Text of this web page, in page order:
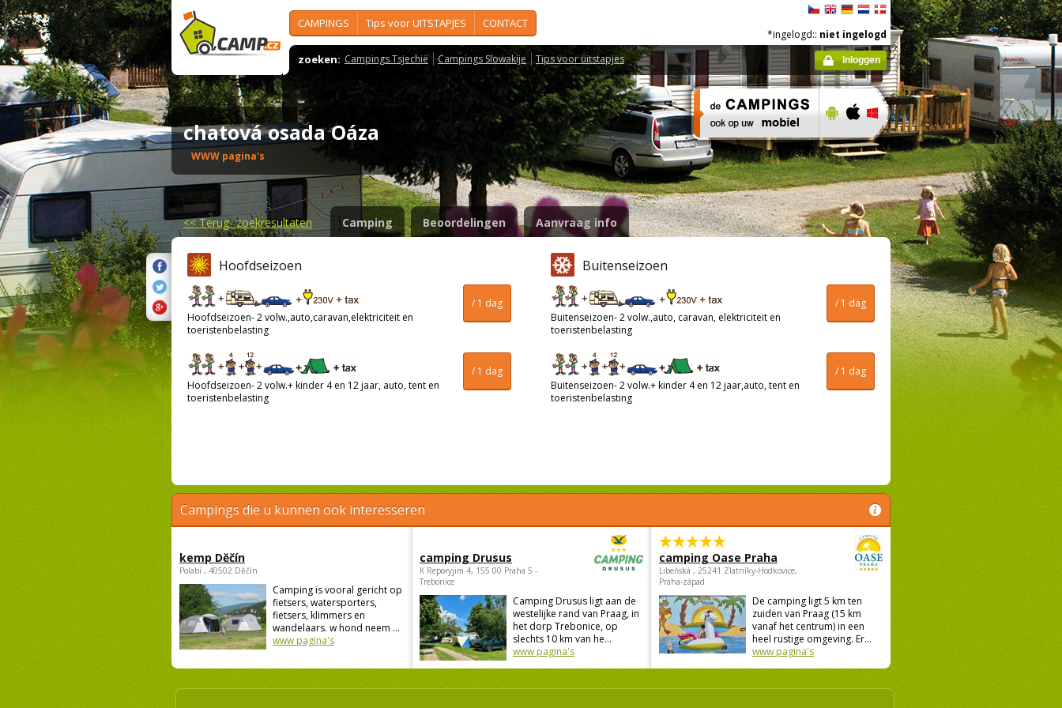
CAMPINGS Tips voor UITSTAPJES CONTACT
zoeken: Campings Tsjechië Campings Slowakije Tips voor uitstapjes
*ingelogd:: niet ingelogd
Inloggen
chatová osada Oáza
WWW pagina's
<<Terug- zoekresultaten Camping Beoordelingen Aanvraag info
Hoofdseizoen
/ 1 dag
Hoofdseizoen- 2 volw.,auto,caravan,elektriciteit en
toeristenbelasting
/ 1 dag
Hoofdseizoen- 2 volw.+ kinder 4 en 12 jaar, auto, tent en
toeristenbelasting
Buitenseizoen
/ 1 dag
Buitenseizoen- 2 volw.,auto, caravan, elektriciteit en
toeristenbelasting
/ 1 dag
Buitenseizoen- 2 volw.+ kinder 4 en 12 jaar,auto, tent en
toeristenbelasting
Campings die u kunnen ook interesseren
kemp Děčín
Polabí , 40502 Děčín
Camping is vooral gericht op
fietsers, watersporters,
fietsers, klimmers en
wandelaars. w hond neem ...
www pagina's
camping Drusus
K Reporyjim 4, 155 00 Praha 5 -
Trebonice
Camping Drusus ligt aan de
westelijke rand van Praag, in
het dorp Trebonice, op
slechts 10 km van he...
www pagina's
camping Oase Praha
Libeňská , 25241 Zlatníky-Hodkovice,
Praha-západ
De camping ligt 5 km ten
zuiden van Praag (15 km
vanaf het centrum) in een
heel rustige omgeving. Er...
www pagina's